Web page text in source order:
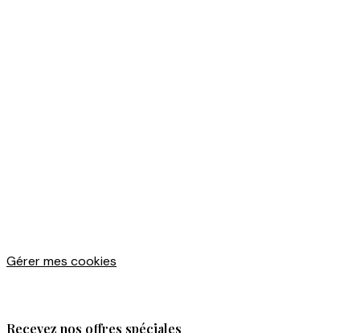
Gérer mes cookies
Recevez nos offres spéciales